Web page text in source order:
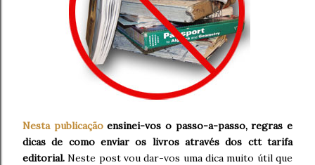
Nesta publicaçãoensinei-vos o passo-a-passo, regras e
dicas de como enviar os livros através dos ctt tarifa
editorial. Neste post vou dar-vos uma dica muito útil que